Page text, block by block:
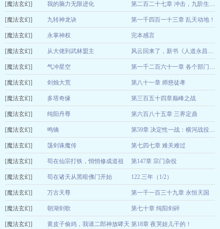
什么的秋观 2026-08-06
[魔法玄幻] 我的脑力无限进化 第二百二十七章 冲击，九阶生命体
那一只羊 2026-08-06
[魔法玄幻] 九转神龙诀 第一千四百一十三章 乱天动地！
贪吃的地主
[魔法玄幻] 永掌神权 完本感言
过去未来 2026-08-06
[魔法玄幻] 从大佬到武林盟主 风云回来了，新书《人道永昌》已签约，敬请老书友们回归。
小楼听风云 2026-08-06
[魔法玄幻] 气冲星空 第一千二百六十一章 各个部门人员就位
田园如梦
[魔法玄幻] 剑烛大荒 第八十一章 师慈徒孝
爱潜水的乌贼 2026-08-07
[魔法玄幻] 多塔奇缘 第三百五十四章巅峰之战
秘法指环 2026-08-07
[魔法玄幻] 纯阳丹尊 第六百八十五章 三界定鼎
东风化语 2026-08-06
[魔法玄幻] 鸣镝 第59章 决定性一战：横河战役（四）
凌天仗剑
[魔法玄幻] 荡剑诛魔传 第七四七章 难关难过
空留尘缘叹
[魔法玄幻] 苟在仙宗打铁，悄悄修成道祖 第147章 宗门杂役
会狼叫的猪
[魔法玄幻] 苟在诸天从黑暗佛门开始 122.三年（1/2）
是桃花酥呀 2026-08-06
[魔法玄幻] 万古天尊 第一千一百三十九章 永恒天国
风翔宇
[魔法玄幻] 朝湖剑歌 第七十章 纯阳剑碎
一梦当年人白首 2026-08-06
[魔法玄幻] 黄皮子偷鸡，我请二郎神放哮天 第18章 夜哭娃儿干的！